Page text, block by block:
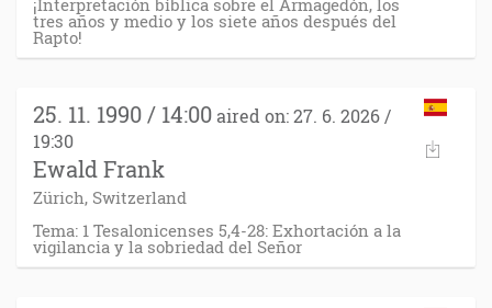
¡Interpretación bíblica sobre el Armagedón, los
tres años y medio y los siete años después del
Rapto!
25. 11. 1990 / 14:00 aired on: 27. 6. 2026 /
19:30
Ewald Frank
Zürich, Switzerland
Tema: 1 Tesalonicenses 5,4-28: Exhortación a la
vigilancia y la sobriedad del Señor